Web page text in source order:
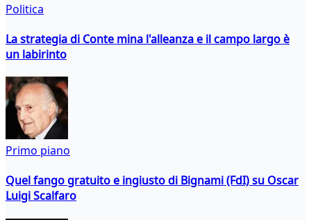
Politica
La strategia di Conte mina l'alleanza e il campo largo è
un labirinto
Primo piano
Quel fango gratuito e ingiusto di Bignami (FdI) su Oscar
Luigi Scalfaro